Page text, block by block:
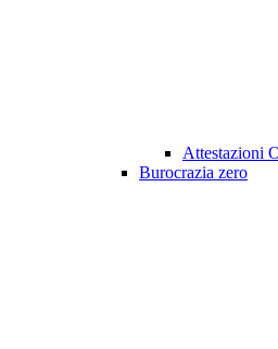
Attestazioni
Burocrazia zero